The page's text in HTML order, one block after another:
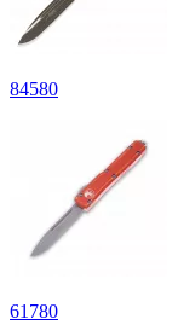
84580
61 780